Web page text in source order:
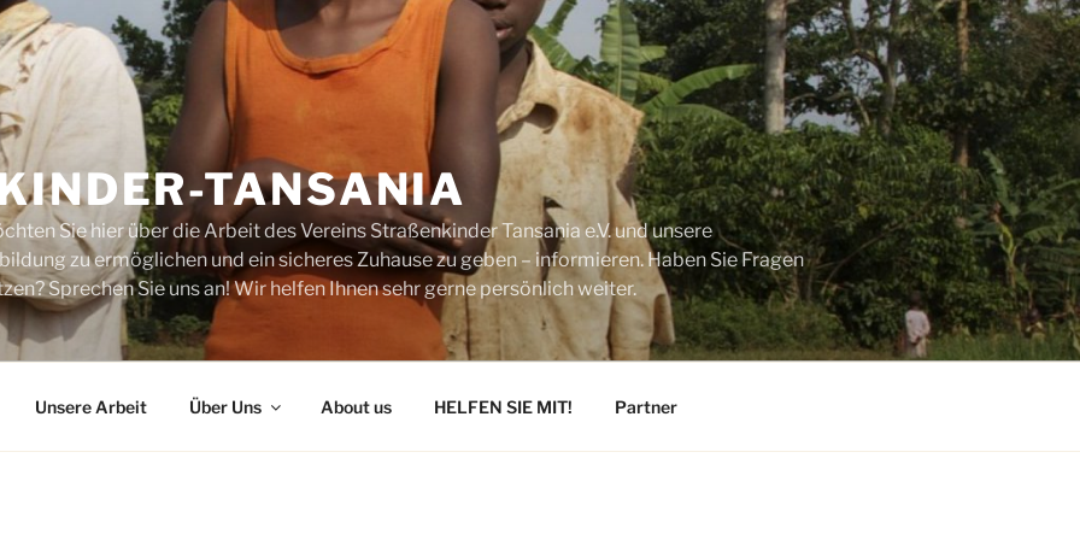
TANSANIA
Sie hier über die Arbeit des Vereins Straßenkinder Tansania e.V. und unsere
zu ermöglichen und ein sicheres Zuhause zu geben – informieren. Haben Sie Fragen
Sprechen Sie uns an! Wir helfen Ihnen sehr gerne persönlich weiter.
Unsere Arbeit Über Uns About us HELFEN SIE MIT! Partner